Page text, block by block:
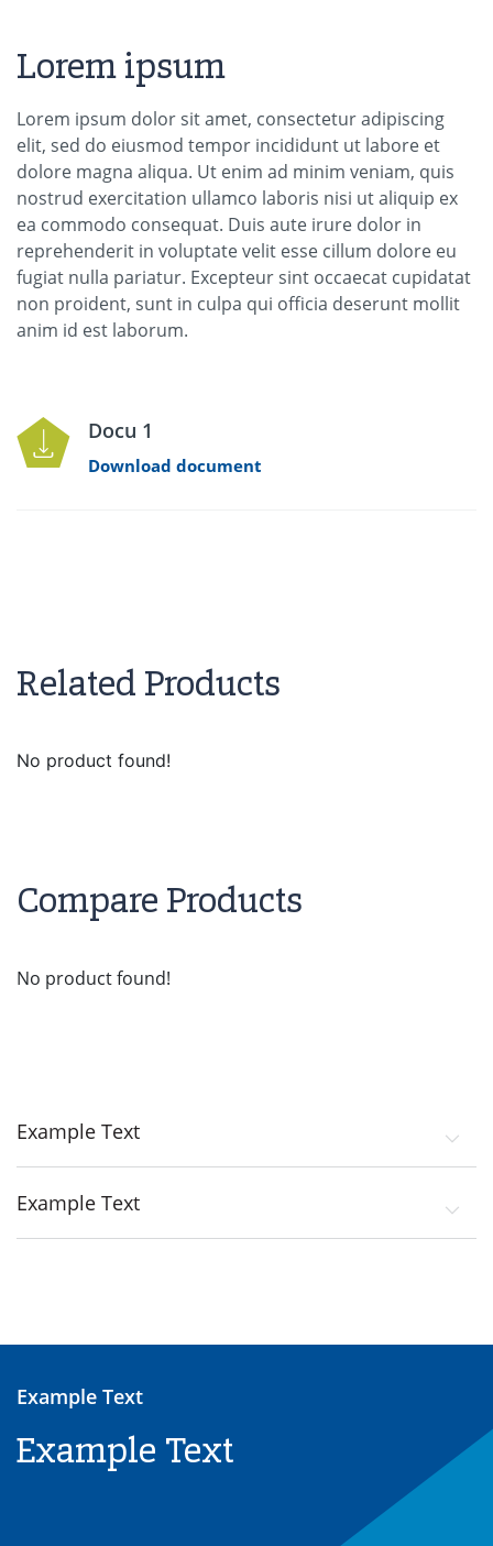
Lorem ipsum
Lorem ipsum dolor sit amet, consectetur adipiscing
elit, sed do eiusmod tempor incididunt ut labore et
dolore magna aliqua. Ut enim ad minim veniam, quis
nostrud exercitation ullamco laboris nisi ut aliquip ex
ea commodo consequat. Duis aute irure dolor in
reprehenderit in voluptate velit esse cillum dolore eu
fugiat nulla pariatur. Excepteur sint occaecat cupidatat
non proident, sunt in culpa qui officia deserunt mollit
anim id est laborum.
Docu 1
Download document
Related Products
No product found!
Compare Products
No product found!
Example Text
Example Text
Example Text
Example Text